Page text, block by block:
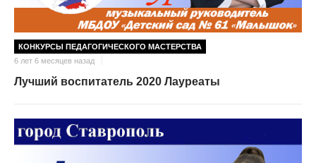
КОНКУРСЫ ПЕДАГОГИЧЕСКОГО МАСТЕРСТВА
6 лет 6 месяцев назад
Лучший воспитатель 2020 Лауреаты